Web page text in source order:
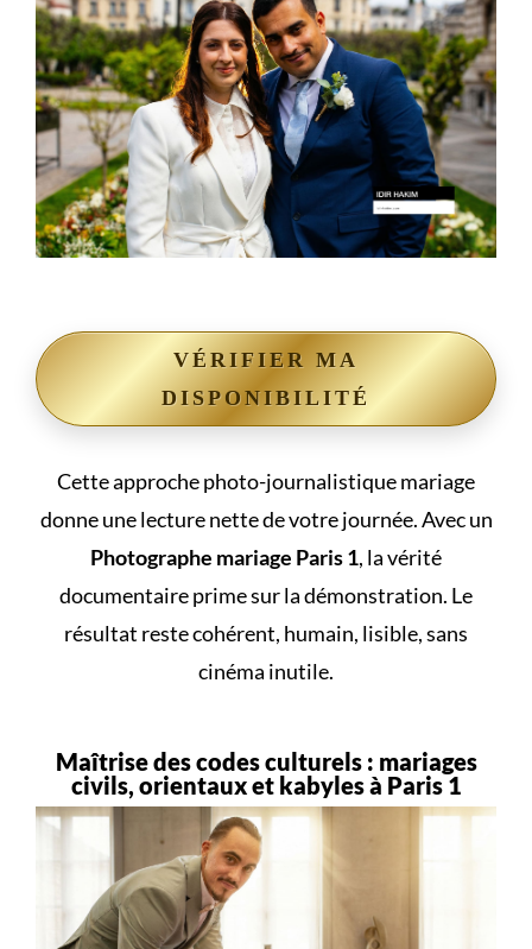
VÉRIFIER MA
DISPONIBILITÉ
Cette approche photo-journalistique mariage
donne une lecture nette de votre journée. Avec un
Photographe mariage Paris 1, la vérité
documentaire prime sur la démonstration. Le
résultat reste cohérent, humain, lisible, sans
cinéma inutile.
Maîtrise des codes culturels : mariages
civils, orientaux et kabyles à Paris 1